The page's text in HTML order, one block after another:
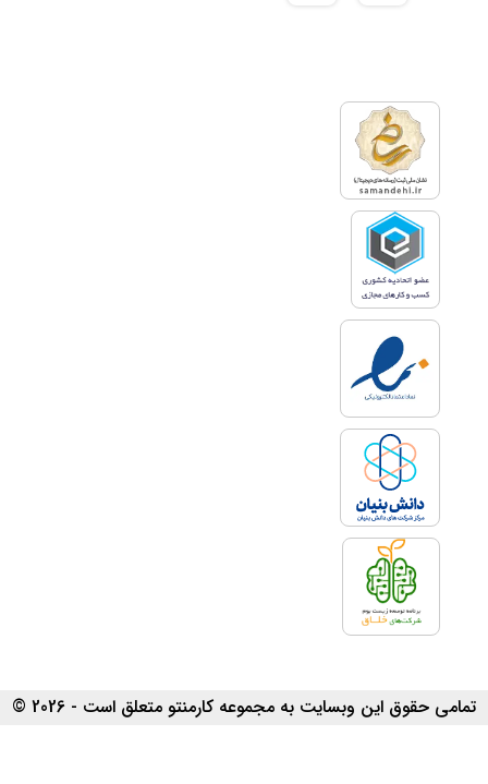
تمامی حقوق این وبسایت به مجموعه کارمنتو متعلق است - 2026 ©